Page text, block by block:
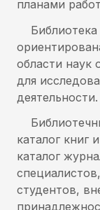
планами
области наук
для
деятельности.
каталог книг
каталог
студентов,